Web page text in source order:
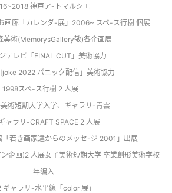
神戸ア-トマルシエ
画廊「カレンダ-展」2006~ スペ-ス行樹 個展
美術(MemorysGallery敬)各企画展
テレビ「FINAL CUT」美術協力
2022 パニック配信」美術協力
1998スペ-ス行樹 2 人展
術短期大学入学、ギャラリ-青雲
ャラリ-CRAFT SPACE 2 人展
若き画家達からのメッセ-ジ 2001」出展
企画)2 人展女子美術短期大学 卒業創形美術学校
二年编入
ギャラリ-水平線「color 展」